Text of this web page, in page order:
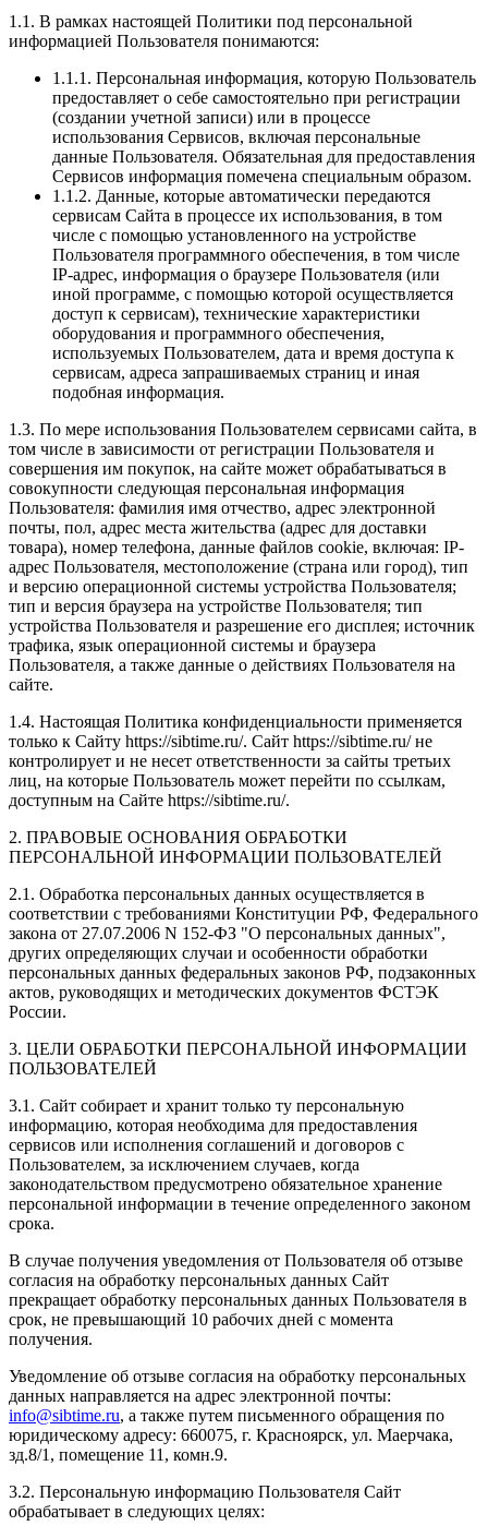
1.1. В рамках настоящей Политики под персональной
информацией Пользователя понимаются:
1.1.1. Персональная информация, которую Пользователь
предоставляет о себе самостоятельно при регистрации
(создании учетной записи) или в процессе
использования Сервисов, включая персональные
данные Пользователя. Обязательная для предоставления
Сервисов информация помечена специальным образом.
1.1.2. Данные, которые автоматически передаются
сервисам Сайта в процессе их использования, в том
числе с помощью установленного на устройстве
Пользователя программного обеспечения, в том числе
IP-адрес, информация о браузере Пользователя (или
иной программе, с помощью которой осуществляется
доступ к сервисам), технические характеристики
оборудования и программного обеспечения,
используемых Пользователем, дата и время доступа к
сервисам, адреса запрашиваемых страниц и иная
подобная информация.
1.3. По мере использования Пользователем сервисами сайта, в
том числе в зависимости от регистрации Пользователя и
совершения им покупок, на сайте может обрабатываться в
совокупности следующая персональная информация
Пользователя: фамилия имя отчество, адрес электронной
почты, пол, адрес места жительства (адрес для доставки
товара), номер телефона, данные файлов cookie, включая: IP-
адрес Пользователя, местоположение (страна или город), тип
и версию операционной системы устройства Пользователя;
тип и версия браузера на устройстве Пользователя; тип
устройства Пользователя и разрешение его дисплея; источник
трафика, язык операционной системы и браузера
Пользователя, а также данные о действиях Пользователя на
сайте.
1.4. Настоящая Политика конфиденциальности применяется
только к Сайту https://sibtime.ru/. Сайт https://sibtime.ru/ не
контролирует и не несет ответственности за сайты третьих
лиц, на которые Пользователь может перейти по ссылкам,
доступным на Сайте https://sibtime.ru/.
2. ПРАВОВЫЕ ОСНОВАНИЯ ОБРАБОТКИ
ПЕРСОНАЛЬНОЙ ИНФОРМАЦИИ ПОЛЬЗОВАТЕЛЕЙ
2.1. Обработка персональных данных осуществляется в
соответствии с требованиями Конституции РФ, Федерального
закона от 27.07.2006 N 152-ФЗ "О персональных данных",
других определяющих случаи и особенности обработки
персональных данных федеральных законов РФ, подзаконных
актов, руководящих и методических документов ФСТЭК
России.
3. ЦЕЛИ ОБРАБОТКИ ПЕРСОНАЛЬНОЙ ИНФОРМАЦИИ
ПОЛЬЗОВАТЕЛЕЙ
3.1. Сайт собирает и хранит только ту персональную
информацию, которая необходима для предоставления
сервисов или исполнения соглашений и договоров с
Пользователем, за исключением случаев, когда
законодательством предусмотрено обязательное хранение
персональной информации в течение определенного законом
срока.
В случае получения уведомления от Пользователя об отзыве
согласия на обработку персональных данных Сайт
прекращает обработку персональных данных Пользователя в
срок, не превышающий 10 рабочих дней с момента
получения.
Уведомление об отзыве согласия на обработку персональных
данных направляется на адрес электронной почты:
info@sibtime.ru, а также путем письменного обращения по
юридическому адресу: 660075, г. Красноярск, ул. Маерчака,
зд.8/1, помещение 11, комн.9.
3.2. Персональную информацию Пользователя Сайт
обрабатывает в следующих целях: